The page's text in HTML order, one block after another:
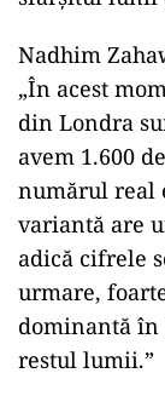
Nadhim
„În acest
din Londra
avem 1.600
numărul real
variantă are
adică cifrele
urmare,
dominantă
restul lumii.”